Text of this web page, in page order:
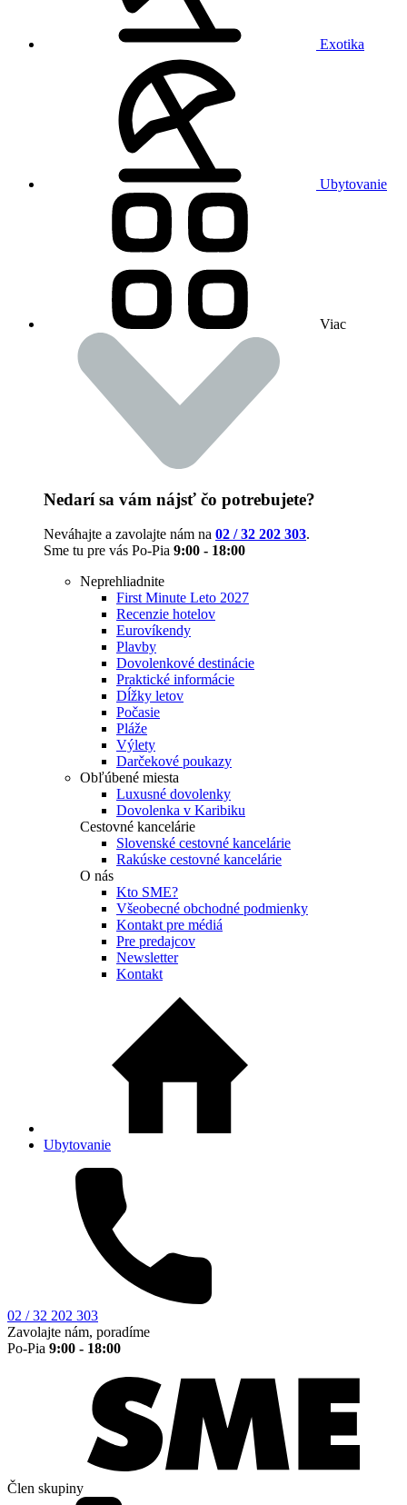
Exotika
Ubytovanie
Viac
Nedarí sa vám nájsť čo potrebujete?
Neváhajte a zavolajte nám na 02 / 32 202 303.
Sme tu pre vás Po-Pia 9:00 - 18:00
Neprehliadnite
First Minute Leto 2027
Recenzie hotelov
Eurovíkendy
Plavby
Dovolenkové destinácie
Praktické informácie
Dĺžky letov
Počasie
Pláže
Výlety
Darčekové poukazy
Obľúbené miesta
Luxusné dovolenky
Dovolenka v Karibiku
Cestovné kancelárie
Slovenské cestovné kancelárie
Rakúske cestovné kancelárie
O nás
Kto SME?
Všeobecné obchodné podmienky
Kontakt pre médiá
Pre predajcov
Newsletter
Kontakt
Ubytovanie
02 / 32 202 303
Zavolajte nám, poradíme
Po-Pia 9:00 - 18:00
Člen skupiny